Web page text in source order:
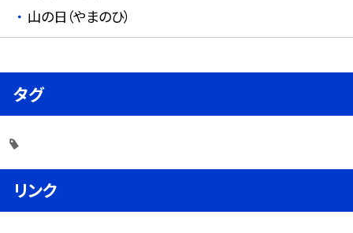
山の日（やまのひ）
タグ
リンク